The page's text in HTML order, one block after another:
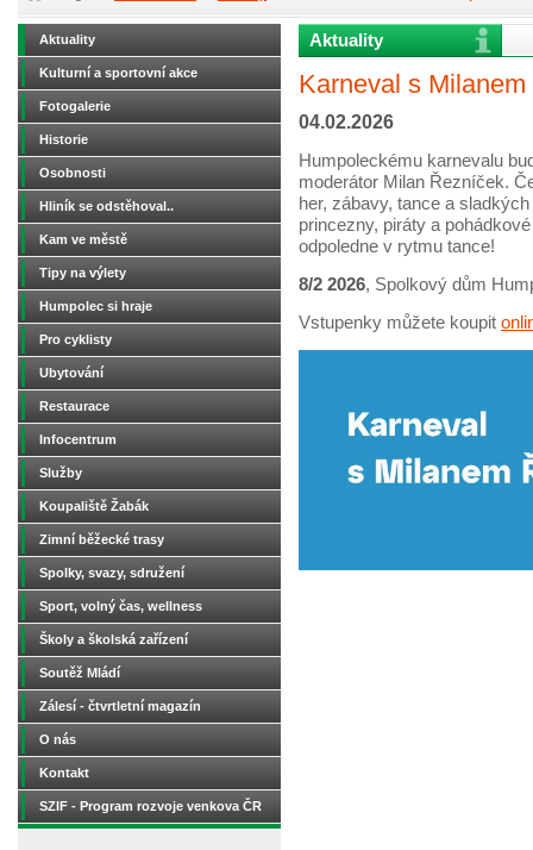
Aktuality
Kulturní a sportovní akce
Fotogalerie
Historie
Osobnosti
Hliník se odstěhoval..
Kam ve městě
Tipy na výlety
Humpolec si hraje
Pro cyklisty
Ubytování
Restaurace
Infocentrum
Služby
Koupaliště Žabák
Zimní běžecké trasy
Spolky, svazy, sdružení
Sport, volný čas, wellness
Školy a školská zařízení
Soutěž Mládí
Zálesí - čtvrtletní magazín
O nás
Kontakt
SZIF - Program rozvoje venkova ČR
Aktuality
Karneval s
04.02.2026
Humpoleckému karnevalu
moderátor Milan Řezníček.
her, zábavy, tance a
princezny, piráty a
odpoledne v rytmu tance!
8/2 2026, Spolkový dům
Vstupenky můžete koupit